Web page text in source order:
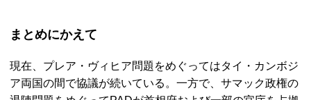
まとめにかえて
現在、プレア・ヴィヒア問題をめぐってはタイ・カンボジ
ア両国の間で協議が続いている。一方で、サマック政権の